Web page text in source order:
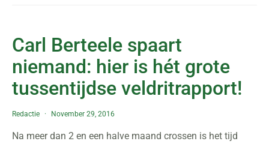
Carl Berteele spaart
niemand: hier is hét grote
tussentijdse veldritrapport!
Redactie November 29, 2016
Na meer dan 2 en een halve maand crossen is het tijd